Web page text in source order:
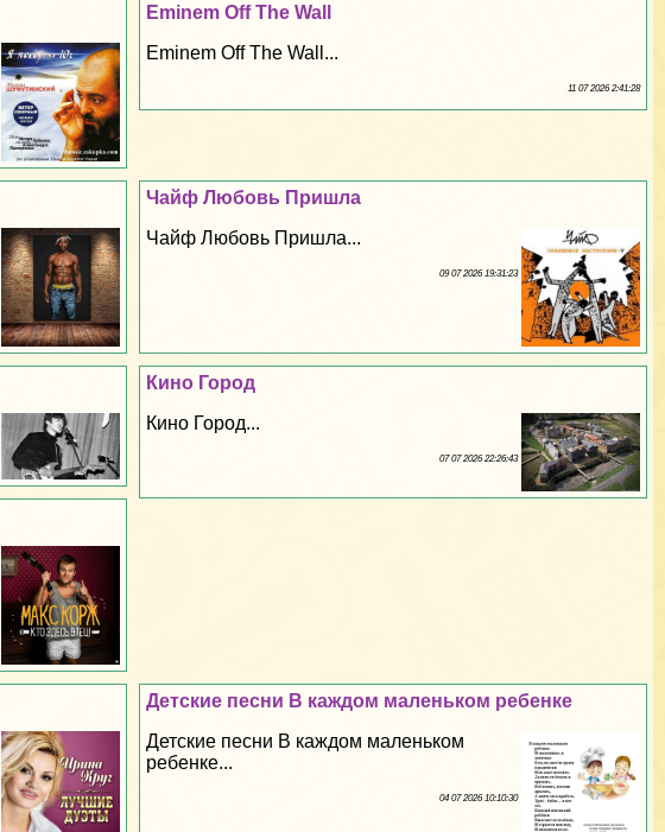
Eminem Off The Wall
Eminem Off The Wall...
11 07 2026 2:41:28
Чайф Любовь Пришла
Чайф Любовь Пришла...
09 07 2026 19:31:23
Кино Город
Кино Город...
07 07 2026 22:26:43
Детские песни В каждом маленьком ребенке
Детские песни В каждом маленьком
ребенке...
04 07 2026 10:10:30